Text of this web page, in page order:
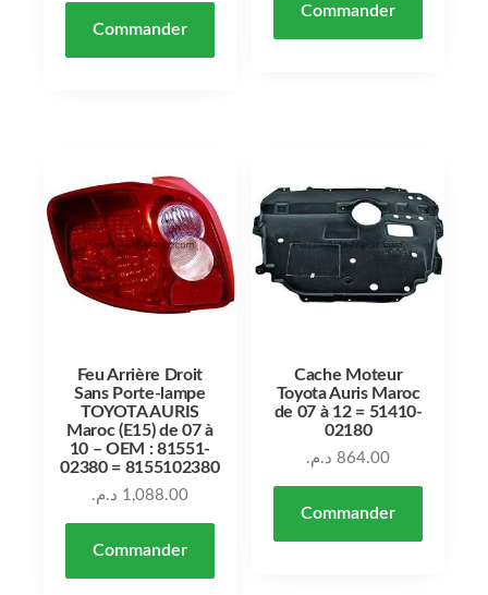
Commander
Commander
Feu Arrière Droit
Sans Porte-lampe
TOYOTA AURIS
Maroc (E15) de 07 à
10 – OEM : 81551-
02380 = 8155102380
1,088.00 د.م.
Commander
Cache Moteur
Toyota Auris Maroc
de 07 à 12 = 51410-
02180
864.00 د.م.
Commander